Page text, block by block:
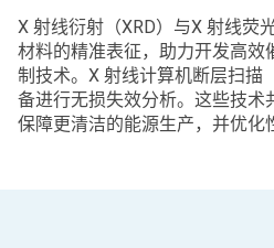
X 射线衍射（XRD）与X 射线荧
材料的精准表征，助力开发高效
制技术。X 射线计算机断层扫描
备进行无损失效分析。这些技术
保障更清洁的能源生产，并优化